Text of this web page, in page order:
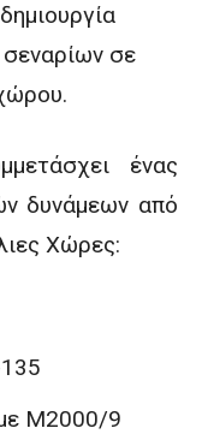
σε
ένας
δυνάμεων από
Χώρες:
M2000/9